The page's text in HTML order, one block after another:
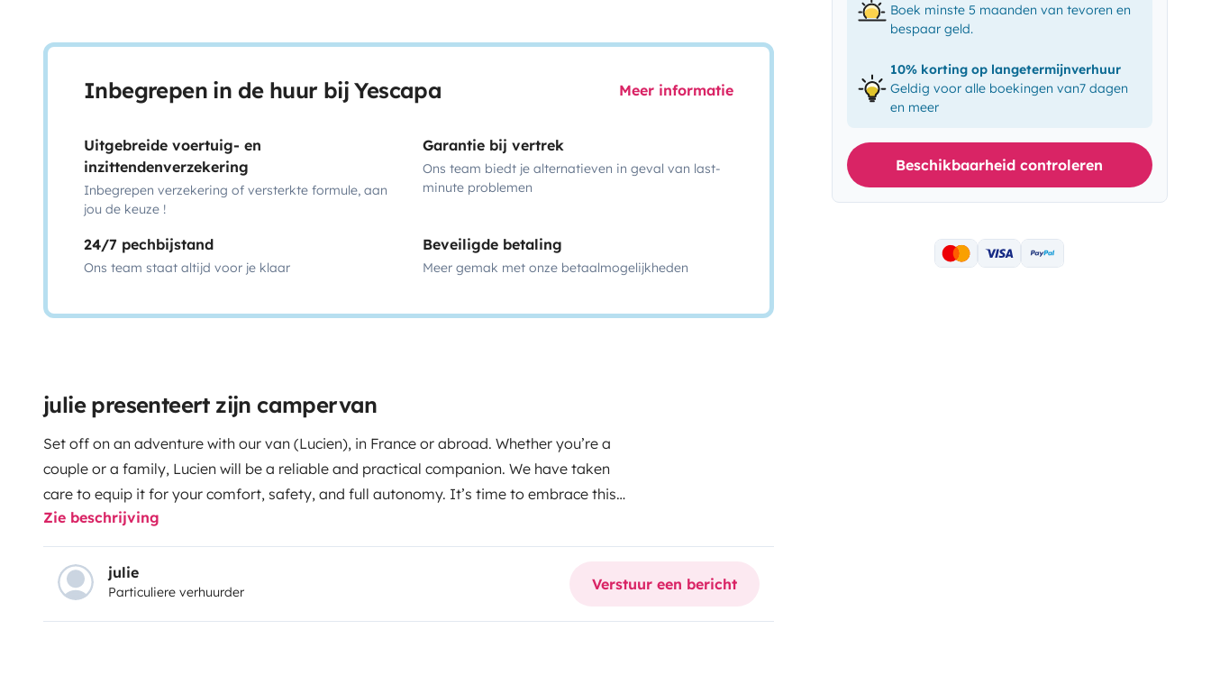
Inbegrepen in de huur bij Yescapa Meer informatie
Uitgebreide voertuig- en
inzittendenverzekering
Inbegrepen verzekering of versterkte formule, aan
jou de keuze !
Garantie bij vertrek
Ons team biedt je alternatieven in geval van last-
minute problemen
24/7 pechbijstand
Ons team staat altijd voor je klaar
Beveiligde betaling
Meer gemak met onze betaalmogelijkheden
julie presenteert zijn campervan
Set off on an adventure with our van (Lucien), in France or abroad. Whether you’re a
couple or a family, Lucien will be a reliable and practical companion. We have taken
care to equip it for your comfort, safety, and full autonomy. It’s time to embrace this
way of traveling that will leave you with unforgettable memories. Driving features: •
Cab air conditioning • Cruise control and speed limit • Bluetooth car radio (supports 2
devices simultaneously) • Reversing camera • 4 seats (registered on the vehicle
registration certificate) Living features: • 4, 3, or 2 sleeping arrangements to suit your
needs (2 double bunk beds: bottom bed 195x140 and top bed 190x130) • 4 dining seats
Zie beschrijving
julie
Particuliere verhuurder Verstuur een bericht
Boek minste 5 maanden van tevoren en
bespaar geld.
10% korting op langetermijnverhuur
Geldig voor alle boekingen van7 dagen
en meer
Beschikbaarheid controleren